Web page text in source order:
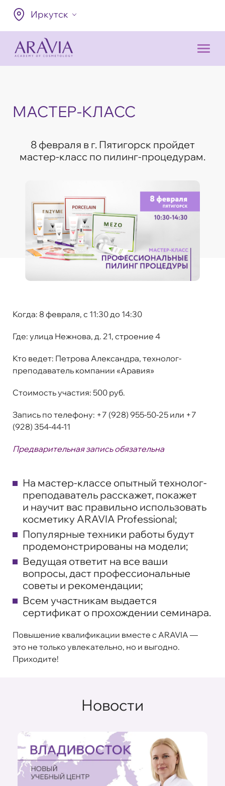
Иркутск
МАСТЕР-КЛАСС
8 февраля в г. Пятигорск пройдет
мастер-класс по пилинг-процедурам.
Когда: 8 февраля, с 11:30 до 14:30
Где: улица Нежнова, д. 21, строение 4
Кто ведет: Петрова Александра, технолог-
преподаватель компании «Аравия»
Стоимость участия: 500 руб.
Запись по телефону: +7 (928) 955-50-25 или +7
(928) 354-44-11
Предварительная запись обязательна
На мастер-классе опытный технолог-
преподаватель расскажет, покажет
и научит вас правильно использовать
косметику ARAVIA Professional;
Популярные техники работы будут
продемонстрированы на модели;
Ведущая ответит на все ваши
вопросы, даст профессиональные
советы и рекомендации;
Всем участникам выдается
сертификат о прохождении семинара.
Повышение квалификации вместе с ARAVIA —
это не только увлекательно, но и выгодно.
Приходите!
Новости